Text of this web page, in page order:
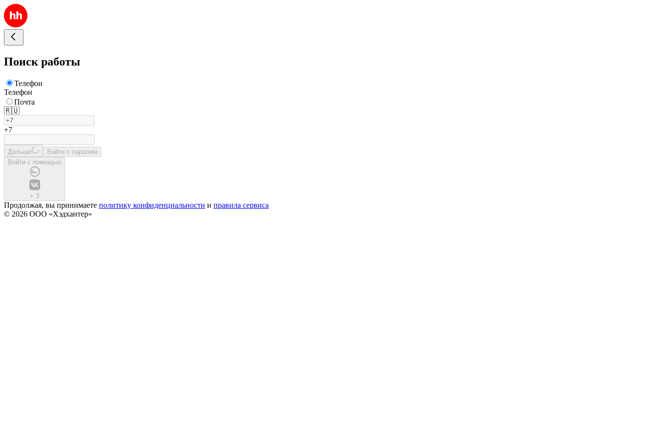
Поиск работы
Телефон
Телефон
Почта
🇷🇺
+7
Дальше
Войти с паролем
Войти с помощью
+ 3
Продолжая, вы принимаете политику конфиденциальности и правила сервиса
© 2026 ООО «Хэдхантер»